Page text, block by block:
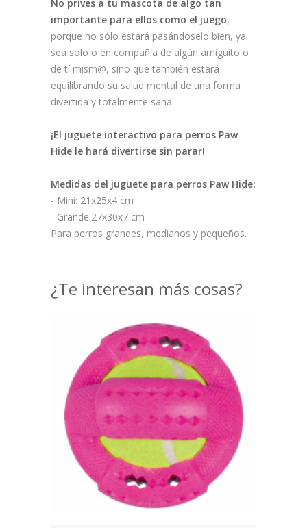
No prives a tu mascota de algo tan
importante para ellos como el juego,
porque no sólo estará pasándoselo bien, ya
sea solo o en compañía de algún amiguito o
de tí mism@, sino que también estará
equilibrando su salud mental de una forma
divertida y totalmente sana.
¡El juguete interactivo para perros Paw
Hide le hará divertirse sin parar!
Medidas del juguete para perros Paw Hide:
- Mini: 21x25x4 cm
- Grande:27x30x7 cm
Para perros grandes, medianos y pequeños.
¿Te interesan más cosas?